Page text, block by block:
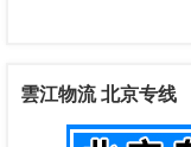
雲江物流 北京专线